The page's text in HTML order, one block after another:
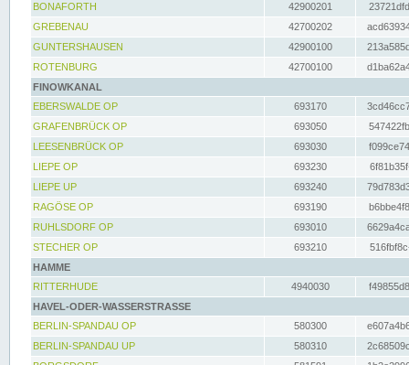
BONAFORTH
42900201
GREBENAU
42700202
GUNTERSHAUSEN
42900100
ROTENBURG
42700100
FINOWKANAL
EBERSWALDE OP
693170
GRAFENBRÜCK OP
693050
LEESENBRÜCK OP
693030
LIEPE OP
693230
LIEPE UP
693240
RAGÖSE OP
693190
RUHLSDORF OP
693010
STECHER OP
693210
HAMME
RITTERHUDE
4940030
HAVEL-ODER-WASSERSTRASSE
BERLIN-SPANDAU OP
580300
BERLIN-SPANDAU UP
580310